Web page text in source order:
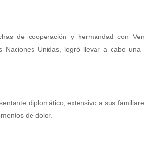
de cooperación y hermandad con
Unidas, logró llevar a cabo una
diplomático, extensivo a sus
de dolor.